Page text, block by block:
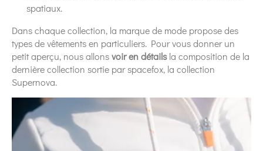
spatiaux.
Dans chaque collection, la marque de mode propose des
types de vêtements en particuliers. Pour vous donner un
petit aperçu, nous allonsvoir en détailsla composition de la
dernière collection sortie par spacefox, la collection
Supernova.